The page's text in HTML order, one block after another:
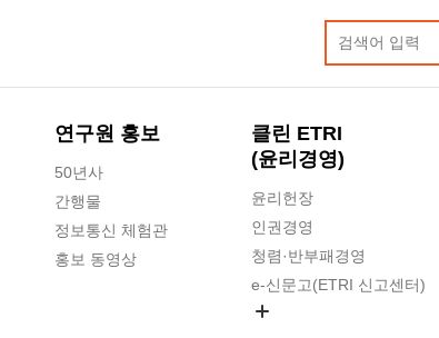
연구원 홍보
50년사
간행물
정보통신 체험관
홍보 동영상
클린 ETRI
(윤리경영)
윤리헌장
인권경영
청렴·반부패경영
e-신문고(ETRI 신고센터)